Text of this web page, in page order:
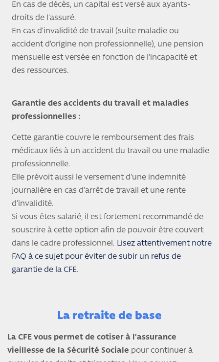
En cas de décès, un capital est versé aux ayants-
droits de l’assuré.
En cas d’invalidité de travail (suite maladie ou
accident d’origine non professionnelle), une pension
mensuelle est versée en fonction de l’incapacité et
des ressources.
Garantie des accidents du travail et maladies
professionnelles :
Cette garantie couvre le remboursement des frais
médicaux liés à un accident du travail ou une maladie
professionnelle.
Elle prévoit aussi le versement d’une indemnité
journalière en cas d’arrêt de travail et une rente
d’invalidité.
Si vous êtes salarié, il est fortement recommandé de
souscrire à cette option afin de pouvoir être couvert
dans le cadre professionnel. Lisez attentivement notre
FAQ à ce sujet pour éviter de subir un refus de
garantie de la CFE.
La retraite de base
La CFE vous permet de cotiser à l’assurance
vieillesse de la Sécurité Sociale pour continuer à